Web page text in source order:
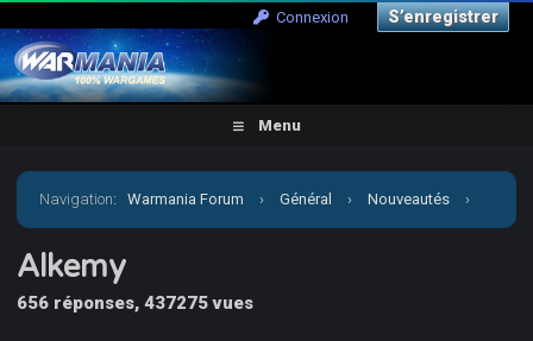
Connexion S’enregistrer
Menu
Navigation:Warmania Forum › Général › Nouveautés ›
Alkemy
Alkemy
656 réponses, 437275 vues